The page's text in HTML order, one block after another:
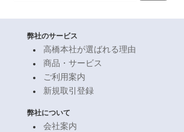
弊社のサービス
高橋本社が選ばれる理由
商品・サービス
ご利用案内
新規取引登録
弊社について
会社案内